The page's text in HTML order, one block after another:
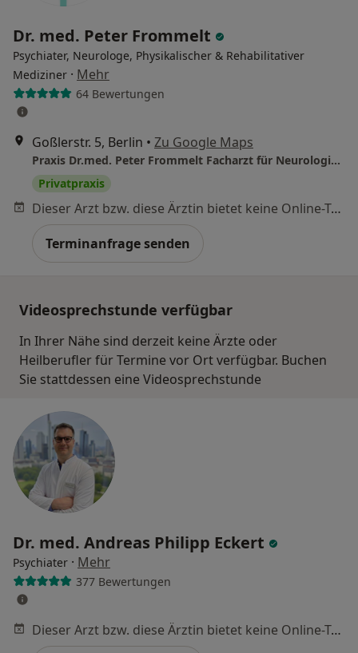
Dr. med. Peter Frommelt
Psychiater, Neurologe, Physikalischer & Rehabilitativer
Mediziner · Mehr
64 Bewertungen
Goßlerstr. 5, Berlin • Zu Google Maps
Praxis Dr.med. Peter Frommelt Facharzt für Neurologie und Psychiatrie
Privatpraxis
Dieser Arzt bzw. diese Ärztin bietet keine Online-Terminbuchung an diesem Standort an.
Terminanfrage senden
Videosprechstunde verfügbar
In Ihrer Nähe sind derzeit keine Ärzte oder
Heilberufler für Termine vor Ort verfügbar. Buchen
Sie stattdessen eine Videosprechstunde
Dr. med. Andreas Philipp Eckert
Psychiater · Mehr
377 Bewertungen
Dieser Arzt bzw. diese Ärztin bietet keine Online-Terminbuchung an diesem Standort an.